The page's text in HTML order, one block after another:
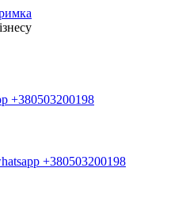
+380503200198
+380503200198